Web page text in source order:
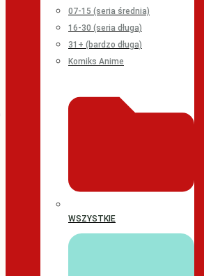
07-15 (seria średnia)
16-30 (seria długa)
31+ (bardzo długa)
Komiks Anime
WSZYSTKIE